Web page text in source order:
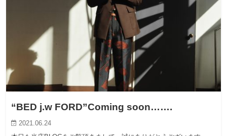
“BED j.w FORD”Coming soon…….
2021.06.24